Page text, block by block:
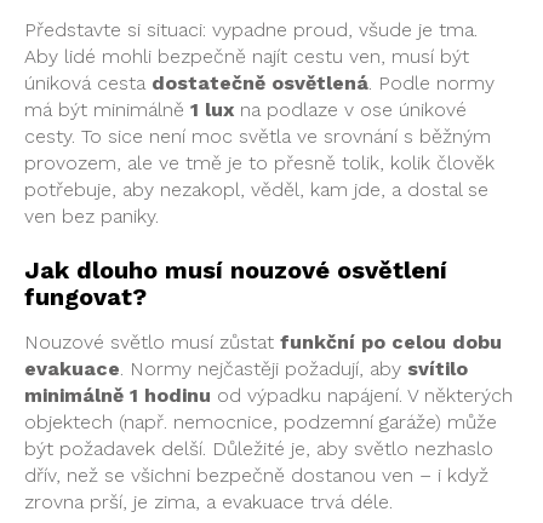
Představte si situaci: vypadne proud, všude je tma.
Aby lidé mohli bezpečně najít cestu ven, musí být
úniková cesta dostatečně osvětlená. Podle normy
má být minimálně 1 lux na podlaze v ose únikové
cesty. To sice není moc světla ve srovnání s běžným
provozem, ale ve tmě je to přesně tolik, kolik člověk
potřebuje, aby nezakopl, věděl, kam jde, a dostal se
ven bez paniky.
Jak dlouho musí nouzové osvětlení
fungovat?
Nouzové světlo musí zůstat funkční po celou dobu
evakuace. Normy nejčastěji požadují, aby svítilo
minimálně 1 hodinu od výpadku napájení. V některých
objektech (např. nemocnice, podzemní garáže) může
být požadavek delší. Důležité je, aby světlo nezhaslo
dřív, než se všichni bezpečně dostanou ven – i když
zrovna prší, je zima, a evakuace trvá déle.